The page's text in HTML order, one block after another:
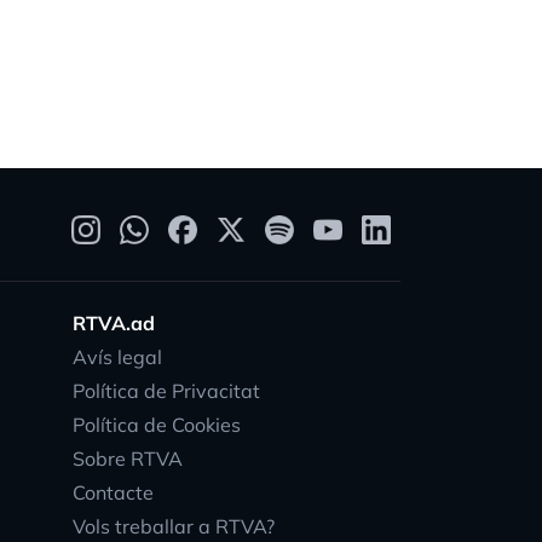
RTVA.ad
Avís legal
Política de Privacitat
Política de Cookies
Sobre RTVA
Contacte
Vols treballar a RTVA?